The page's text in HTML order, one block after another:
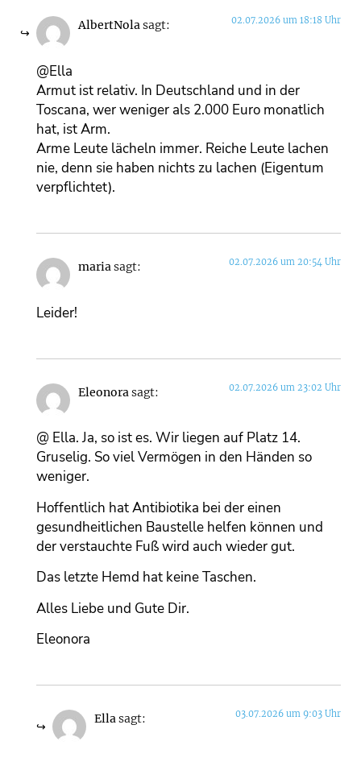
AlbertNolasagt: 02.07.2026 um 18:18 Uhr
@Ella
Armut ist relativ. In Deutschland und in der
Toscana, wer weniger als 2.000 Euro monatlich
hat, ist Arm.
Arme Leute lächeln immer. Reiche Leute lachen
nie, denn sie haben nichts zu lachen (Eigentum
verpflichtet).
mariasagt: 02.07.2026 um 20:54 Uhr
Leider!
Eleonorasagt: 02.07.2026 um 23:02 Uhr
@ Ella. Ja, so ist es. Wir liegen auf Platz 14.
Gruselig. So viel Vermögen in den Händen so
weniger.
Hoffentlich hat Antibiotika bei der einen
gesundheitlichen Baustelle helfen können und
der verstauchte Fuß wird auch wieder gut.
Das letzte Hemd hat keine Taschen.
Alles Liebe und Gute Dir.
Eleonora
Ellasagt: 03.07.2026 um 9:03 Uhr